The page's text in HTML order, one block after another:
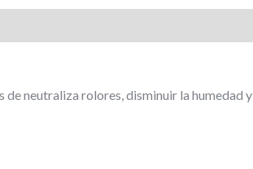
neutraliza rolores, disminuir la humedad